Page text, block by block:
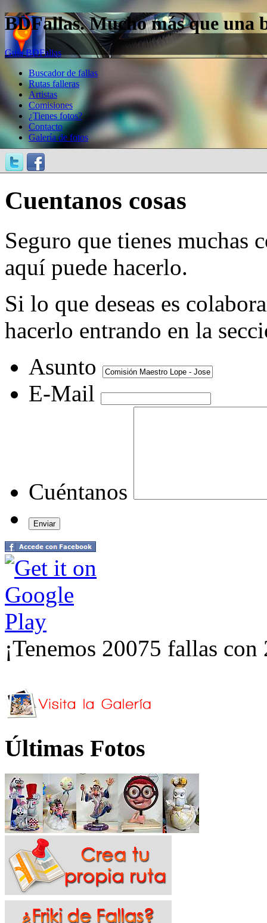
BDFallas. Mucho más que una
Guía BDFallas
Buscador de fallas
Rutas falleras
Artistas
Comisiones
¿Tienes fotos?
Contacto
Galería de fotos
Cuentanos cosas
Seguro que tienes muchas
aquí puede hacerlo.
Si lo que deseas es
hacerlo entrando en la
Asunto
E-Mail
Cuéntanos
¡Tenemos 20075 fallas
Últimas Fotos